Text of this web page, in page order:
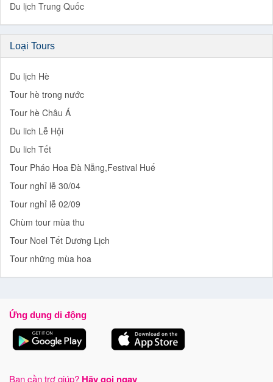
Du lịch Trung Quốc
Loại Tours
Du lịch Hè
Tour hè trong nước
Tour hè Châu Á
Du lich Lễ Hội
Du lich Tết
Tour Pháo Hoa Đà Nẵng,Festival Huế
Tour nghỉ lễ 30/04
Tour nghỉ lễ 02/09
Chùm tour mùa thu
Tour Noel Tết Dương Lịch
Tour những mùa hoa
Ứng dụng di động
Bạn cần trợ giúp? Hãy gọi ngay